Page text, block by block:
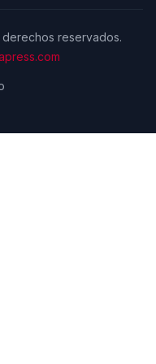
reservados.